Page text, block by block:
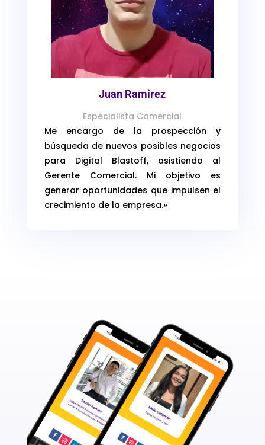
Juan Ramirez
Especialista Comercial
Me encargo de la prospección y
búsqueda de nuevos posibles negocios
para Digital Blastoff, asistiendo al
Gerente Comercial. Mi objetivo es
generar oportunidades que impulsen el
crecimiento de la empresa.»